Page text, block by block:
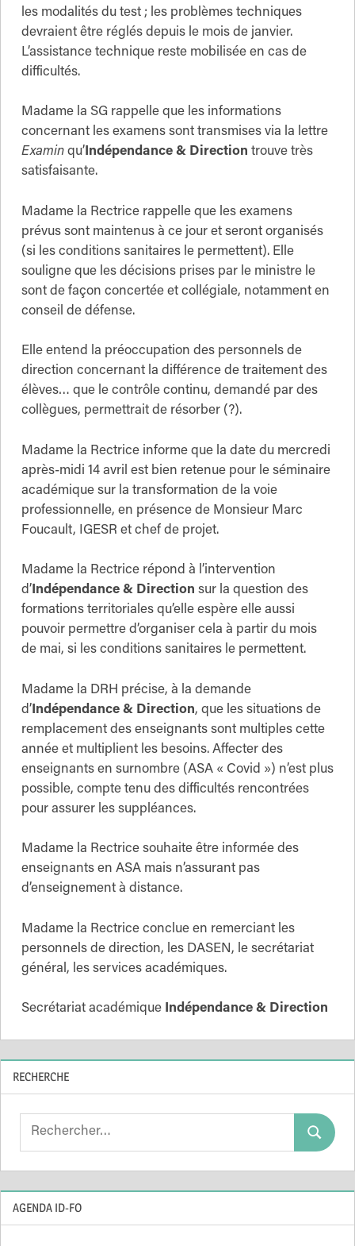
les modalités du test ; les problèmes techniques
devraient être réglés depuis le mois de janvier.
L’assistance technique reste mobilisée en cas de
difficultés.
Madame la SG rappelle que les informations
concernant les examens sont transmises via la lettre
Examinqu’Indépendance & Direction trouve très
satisfaisante.
Madame la Rectrice rappelle que les examens
prévus sont maintenus à ce jour et seront organisés
(si les conditions sanitaires le permettent). Elle
souligne que les décisions prises par le ministre le
sont de façon concertée et collégiale, notamment en
conseil de défense.
Elle entend la préoccupation des personnels de
direction concernant la différence de traitement des
élèves… que le contrôle continu, demandé par des
collègues, permettrait de résorber (?).
Madame la Rectrice informe que la date du mercredi
après-midi 14 avril est bien retenue pour le séminaire
académique sur la transformation de la voie
professionnelle, en présence de Monsieur Marc
Foucault, IGESR et chef de projet.
Madame la Rectrice répond à l’intervention
d’Indépendance & Direction sur la question des
formations territoriales qu’elle espère elle aussi
pouvoir permettre d’organiser cela à partir du mois
de mai, si les conditions sanitaires le permettent.
Madame la DRH précise, à la demande
d’Indépendance & Direction, que les situations de
remplacement des enseignants sont multiples cette
année et multiplient les besoins. Affecter des
enseignants en surnombre (ASA « Covid ») n’est plus
possible, compte tenu des difficultés rencontrées
pour assurer les suppléances.
Madame la Rectrice souhaite être informée des
enseignants en ASA mais n’assurant pas
d’enseignement à distance.
Madame la Rectrice conclue en remerciant les
personnels de direction, les DASEN, le secrétariat
général, les services académiques.
Secrétariat académique Indépendance & Direction
RECHERCHE
Search
Search
AGENDA ID-FO